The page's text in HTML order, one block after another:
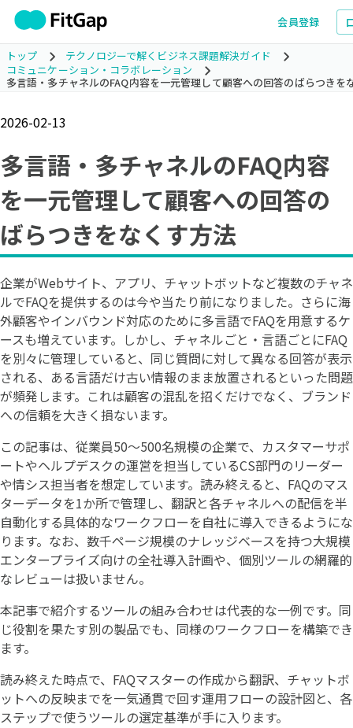
会員登録
トップ
テクノロジーで解くビジネス課題解決ガイド
コミュニケーション・コラボレーション
多言語・多チャネルのFAQ内容を一元管理して顧客への回答のばらつきを
2026-02-13
多言語・多チャネルのFAQ内容
を一元管理して顧客への回答の
ばらつきをなくす方法
企業がWebサイト、アプリ、チャットボットなど複数のチャネ
ルでFAQを提供するのは今や当たり前になりました。さらに海
外顧客やインバウンド対応のために多言語でFAQを用意するケ
ースも増えています。しかし、チャネルごと・言語ごとにFAQ
を別々に管理していると、同じ質問に対して異なる回答が表示
される、ある言語だけ古い情報のまま放置されるといった問題
が頻発します。これは顧客の混乱を招くだけでなく、ブランド
への信頼を大きく損ないます。
この記事は、従業員50〜500名規模の企業で、カスタマーサポ
ートやヘルプデスクの運営を担当しているCS部門のリーダー
や情シス担当者を想定しています。読み終えると、FAQのマス
ターデータを1か所で管理し、翻訳と各チャネルへの配信を半
自動化する具体的なワークフローを自社に導入できるようにな
ります。なお、数千ページ規模のナレッジベースを持つ大規模
エンタープライズ向けの全社導入計画や、個別ツールの網羅的
なレビューは扱いません。
本記事で紹介するツールの組み合わせは代表的な一例です。同
じ役割を果たす別の製品でも、同様のワークフローを構築でき
ます。
読み終えた時点で、FAQマスターの作成から翻訳、チャットボ
ットへの反映までを一気通貫で回す運用フローの設計図と、各
ステップで使うツールの選定基準が手に入ります。